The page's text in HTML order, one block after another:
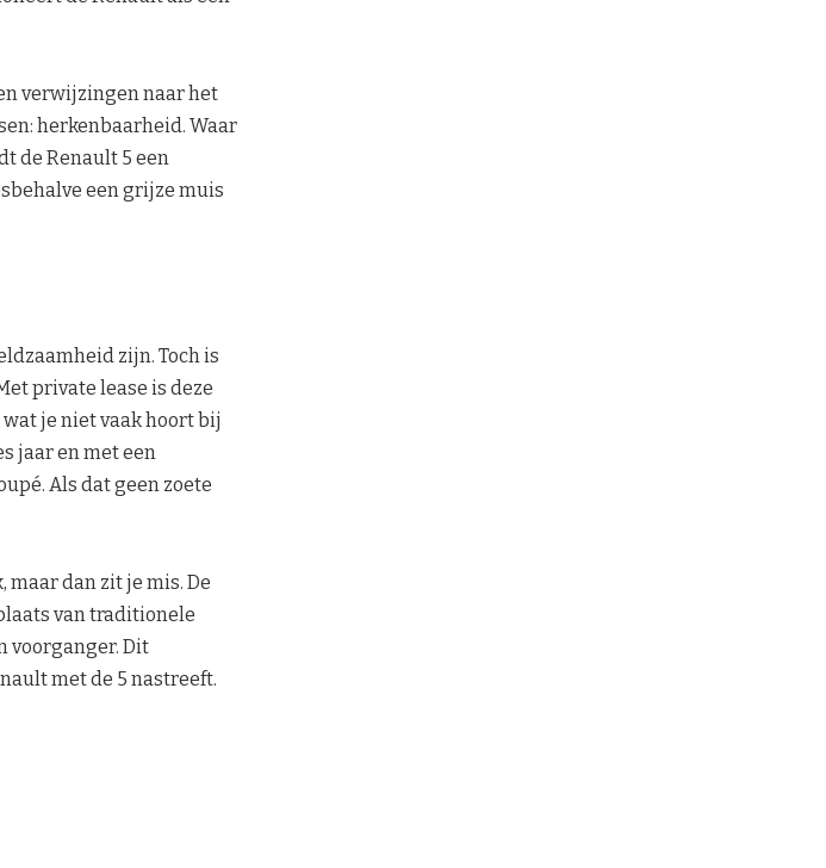
verwijzingen naar het
herkenbaarheid. Waar
de Renault 5 een
een grijze muis
zijn. Toch is
private lease is deze
je niet vaak hoort bij
jaar en met een
Als dat geen zoete
dan zit je mis. De
van traditionele
voorganger. Dit
met de 5 nastreeft.